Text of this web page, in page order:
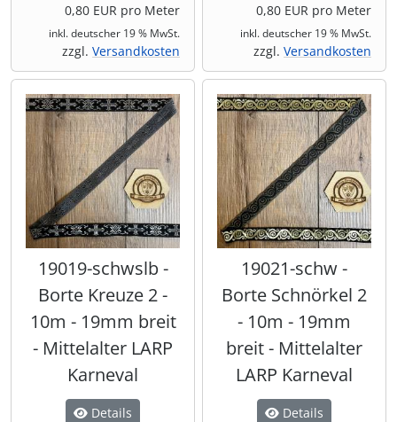
0,80 EUR pro Meter
inkl. deutscher 19 % MwSt.
zzgl. Versandkosten
0,80 EUR pro Meter
inkl. deutscher 19 % MwSt.
zzgl. Versandkosten
19019-schwslb -
Borte Kreuze 2 -
10m - 19mm breit
- Mittelalter LARP
Karneval
Details
19021-schw -
Borte Schnörkel 2
- 10m - 19mm
breit - Mittelalter
LARP Karneval
Details